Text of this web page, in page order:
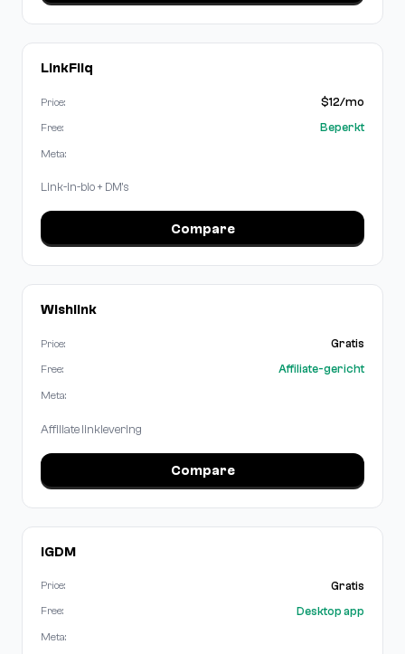
LinkFliq
Price: $12/mo
Free: Beperkt
Meta:
Link-in-bio + DM's
Compare
Wishlink
Price: Gratis
Free: Affiliate-gericht
Meta:
Affiliate linklevering
Compare
IGDM
Price: Gratis
Free: Desktop app
Meta: